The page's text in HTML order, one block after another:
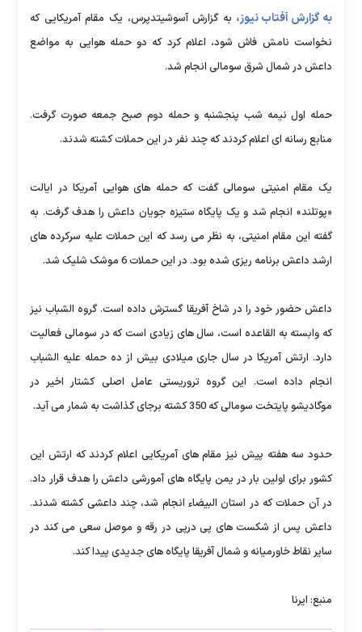
به گزارش آفتاب نیوز، به گزارش آسوشیتدپرس، یک مقام آمریکایی که
نخواست نامش فاش شود، اعلام کرد که دو حمله هوایی به مواضع
داعش در شمال شرق سومالی انجام شد.
حمله اول نیمه شب پنجشنبه و حمله دوم صبح جمعه صورت گرفت.
منابع رسانه ای اعلام کردند که چند نفر در این حملات کشته شدند.
یک مقام امنیتی سومالی گفت که حمله های هوایی آمریکا در ایالت
«پوتلند» انجام شد و یک پایگاه ستیزه جویان داعش را هدف گرفت. به
گفته این مقام امنیتی، به نظر می رسد که این حملات علیه سرکرده های
ارشد داعش برنامه ریزی شده بود. در این حملات 6 موشک شلیک شد.
داعش حضور خود را در شاخ آفریقا گسترش داده است. گروه الشباب نیز
که وابسته به القاعده است، سال های زیادی است که در سومالی فعالیت
دارد. ارتش آمریکا در سال جاری میلادی بیش از ده حمله علیه الشباب
انجام داده است. این گروه تروریستی عامل اصلی کشتار اخیر در
موگادیشو پایتخت سومالی که 350 کشته برجای گذاشت به شمار می آید.
حدود سه هفته پیش نیز مقام های آمریکایی اعلام کردند که ارتش این
کشور برای اولین بار در یمن پایگاه های آمورشی داعش را هدف قرار داد.
در آن حملات که در استان البیضاء انجام شد، چند داعشی کشته شدند.
داعش پس از شکست های پی درپی در رقه و موصل سعی می کند در
سایر نقاط خاورمیانه و شمال آفریقا پایگاه های جدیدی پیدا کند.
منبع: ایرنا